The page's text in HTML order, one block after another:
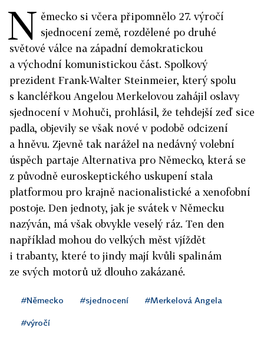
N ěmecko si včera připomnělo 27. výročí
sjednocení země, rozdělené po druhé
světové válce na západní demokratickou
a východní komunistickou část. Spolkový
prezident Frank-Walter Steinmeier, který spolu
s kancléřkou Angelou Merkelovou zahájil oslavy
sjednocení v Mohuči, prohlásil, že tehdejší zeď sice
padla, objevily se však nové v podobě odcizení
a hněvu. Zjevně tak narážel na nedávný volební
úspěch partaje Alternativa pro Německo, která se
z původně euroskeptického uskupení stala
platformou pro krajně nacionalistické a xenofobní
postoje. Den jednoty, jak je svátek v Německu
nazýván, má však obvykle veselý ráz. Ten den
například mohou do velkých měst vjíždět
i trabanty, které to jindy mají kvůli spalinám
ze svých motorů už dlouho zakázané.
#Německo #sjednocení #Merkelová Angela
#výročí